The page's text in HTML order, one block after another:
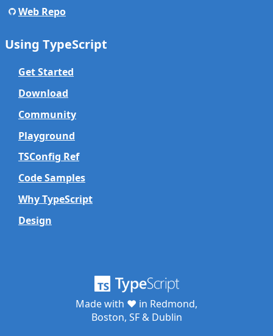
Made with ♥ in Redmond,
Boston, SF & Dublin
Using TypeScript
Get Started
Download
Community
Playground
TSConfig Ref
Code Samples
Why TypeScript
Design
Web Repo